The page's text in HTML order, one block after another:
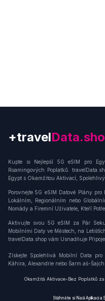
+travel
Kupte si Nejlepší 5G eSIM pro
Roamingových Poplatků.
Egypt s Okamžitou Aktivací,
Porovnejte 5G eSIM Datové Plány
Lokálním, Regionálním nebo
Nomády a Firemní Uživatele, Kteří
Aktivujte svou 5G eSIM za Pár
Mobilními Daty ve Městech, na
travelData.shop vám Usnadňuje
Získejte Spolehlivá Mobilní Data
Káhira, Alexandrie nebo Šarm aš-Šajch.
Okamžitá Aktivace•Bez Poplatků
Stáhněte si Naši Aplikaci a